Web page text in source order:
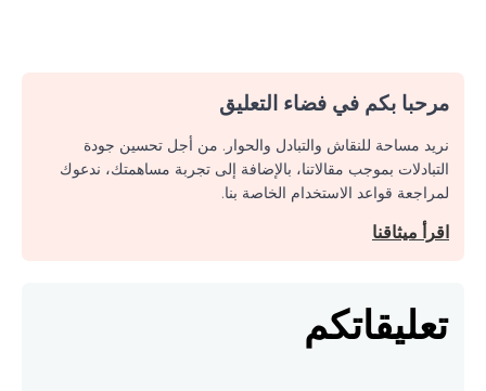
مرحبا بكم في فضاء التعليق
نريد مساحة للنقاش والتبادل والحوار. من أجل تحسين جودة
التبادلات بموجب مقالاتنا، بالإضافة إلى تجربة مساهمتك، ندعوك
لمراجعة قواعد الاستخدام الخاصة بنا.
اقرأ ميثاقنا
تعليقاتكم